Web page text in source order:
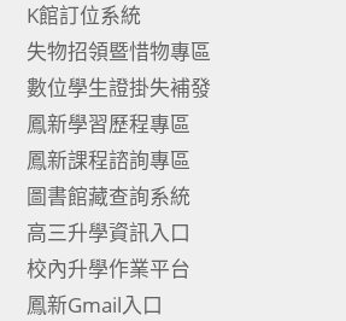
K館訂位系統
失物招領暨惜物專區
數位學生證掛失補發
鳳新學習歷程專區
鳳新課程諮詢專區
圖書館藏查詢系統
高三升學資訊入口
校內升學作業平台
鳳新Gmail入口